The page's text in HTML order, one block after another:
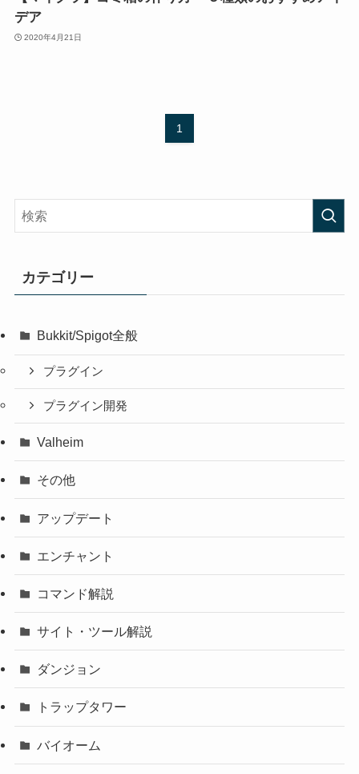
デア
2020年4月21日
1
カテゴリー
Bukkit/Spigot全般
プラグイン
プラグイン開発
Valheim
その他
アップデート
エンチャント
コマンド解説
サイト・ツール解説
ダンジョン
トラップタワー
バイオーム